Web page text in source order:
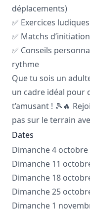
déplacements)
✅ Exercices
✅ Matchs
✅ Conseils
rythme
Que tu sois un
un cadre idéal pour
t’amusant ! 🎾🔥
pas sur le terrain
Dates
Dimanche 4 octobre
Dimanche 11
Dimanche 18
Dimanche 25
Dimanche 1